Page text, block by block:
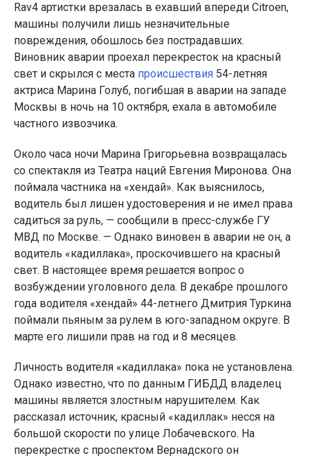
Rav4 артистки врезалась в ехавший впереди Citroen,
машины получили лишь незначительные
повреждения, обошлось без пострадавших.
Виновник аварии проехал перекресток на красный
свет и скрылся с места происшествия 54-летняя
актриса Марина Голуб, погибшая в аварии на западе
Москвы в ночь на 10 октября, ехала в автомобиле
частного извозчика.
Около часа ночи Марина Григорьевна возвращалась
со спектакля из Театра наций Евгения Миронова. Она
поймала частника на «хендай». Как выяснилось,
водитель был лишен удостоверения и не имел права
садиться за руль, — сообщили в пресс-службе ГУ
МВД по Москве. — Однако виновен в аварии не он, а
водитель «кадиллака», проскочившего на красный
свет. В настоящее время решается вопрос о
возбуждении уголовного дела. В декабре прошлого
года водителя «хендай» 44-летнего Дмитрия Туркина
поймали пьяным за рулем в юго-западном округе. В
марте его лишили прав на год и 8 месяцев.
Личность водителя «кадиллака» пока не установлена.
Однако известно, что по данным ГИБДД владелец
машины является злостным нарушителем. Как
рассказал источник, красный «кадиллак» несся на
большой скорости по улице Лобачевского. На
перекрестке с проспектом Вернадского он